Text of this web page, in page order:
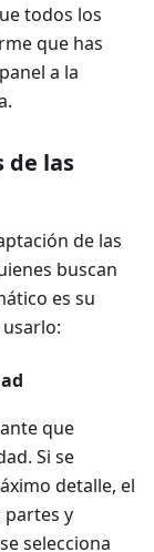
todos los
que has
a la
de las
de las
buscan
es su
que
Si se
detalle, el
partes y
selecciona